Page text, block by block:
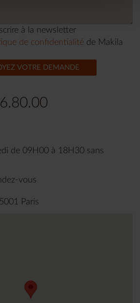
à la newsletter
de confidentialité de Makila
VOTRE DEMANDE
de 09H00 à 18H30 sans
vous
Paris